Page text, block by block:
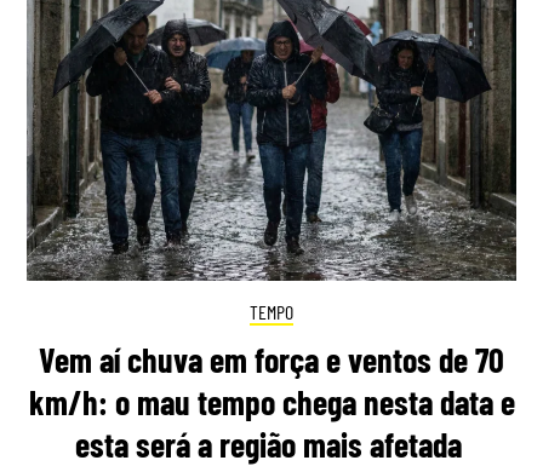
TEMPO
Vem aí chuva em força e ventos de 70
km/h: o mau tempo chega nesta data e
esta será a região mais afetada